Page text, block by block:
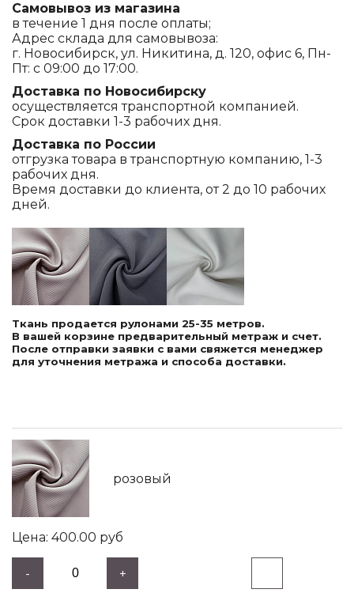
Самовывоз из магазина
в течение 1 дня после оплаты;
Адрес склада для самовывоза:
г. Новосибирск, ул. Никитина, д. 120, офис 6, Пн-
Пт: с 09:00 до 17:00.
Доставка по Новосибирску
осуществляется транспортной компанией.
Срок доставки 1-3 рабочих дня.
Доставка по России
отгрузка товара в транспортную компанию, 1-3
рабочих дня.
Время доставки до клиента, от 2 до 10 рабочих
дней.
Ткань продается рулонами 25-35 метров.
В вашей корзине предварительный метраж и счет.
После отправки заявки с вами свяжется менеджер
для уточнения метража и способа доставки.
розовый
400.00 руб
- +